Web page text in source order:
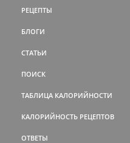
РЕЦЕПТЫ
БЛОГИ
СТАТЬИ
ПОИСК
ТАБЛИЦА КАЛОРИЙНОСТИ
КАЛОРИЙНОСТЬ РЕЦЕПТОВ
ОТВЕТЫ